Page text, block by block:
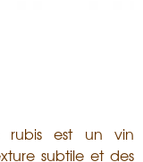
est un vin
subtile et des